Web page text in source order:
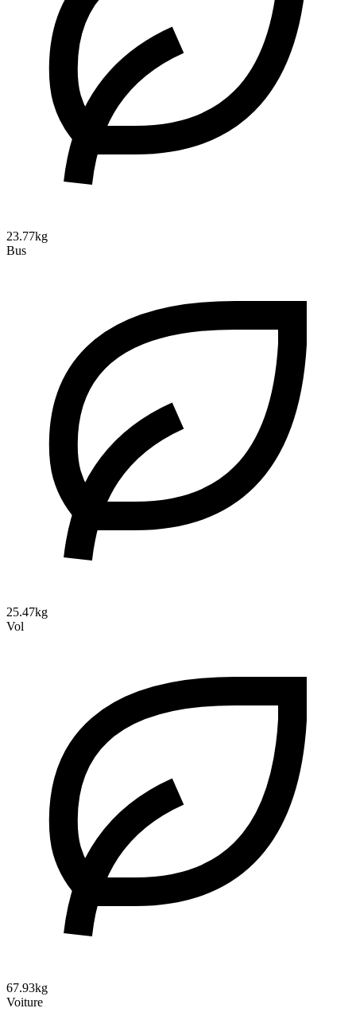
23.77kg
Bus
25.47kg
Vol
67.93kg
Voiture